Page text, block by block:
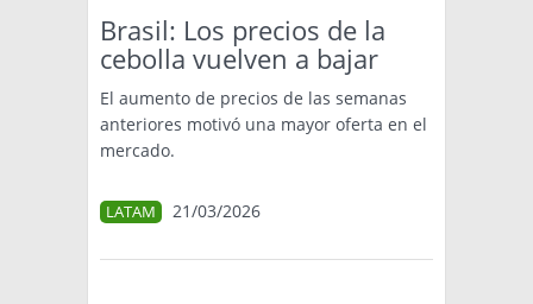
Brasil: Los precios de la
cebolla vuelven a bajar
El aumento de precios de las semanas
anteriores motivó una mayor oferta en el
mercado.
LATAM 21/03/2026